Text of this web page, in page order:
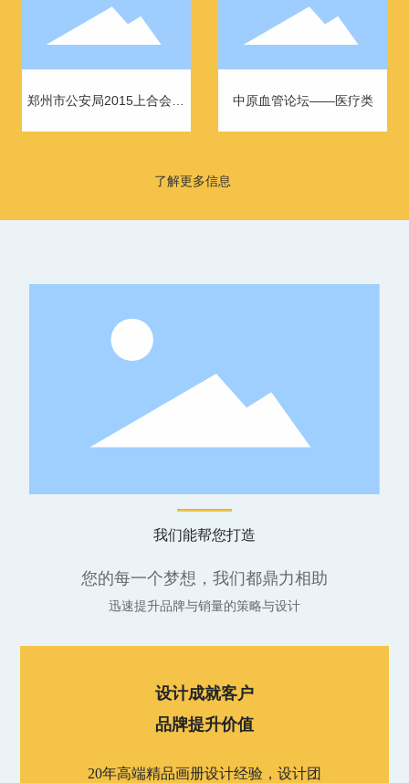
郑州市公安局2015上合会议
中原血管论坛——医疗类
了解更多信息
我们能帮您打造
您的每一个梦想，我们都鼎力相助
迅速提升品牌与销量的策略与设计
设计成就客户
品牌提升价值
20年高端精品画册设计经验，设计团